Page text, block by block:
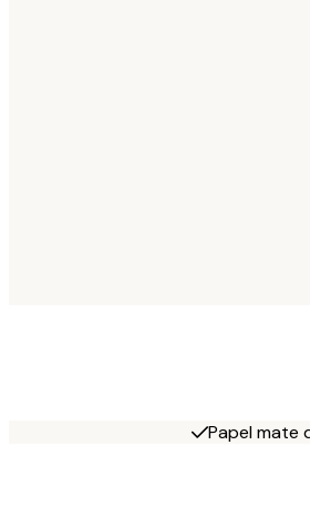
Papel mate